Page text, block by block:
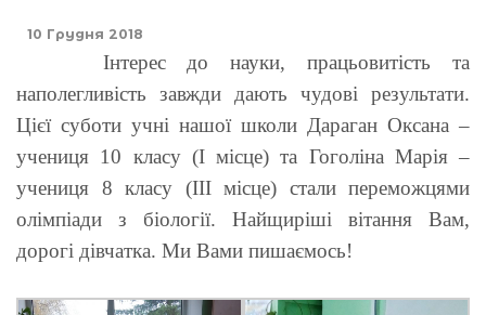
10 Грудня 2018
Інтерес до науки, працьовитість та
наполегливість завжди дають чудові результати.
Цієї суботи учні нашої школи Дараган Оксана –
учениця 10 класу (I місце) та Гоголіна Марія –
учениця 8 класу (III місце) стали переможцями
олімпіади з біології. Найщиріші вітання Вам,
дорогі дівчатка. Ми Вами пишаємось!